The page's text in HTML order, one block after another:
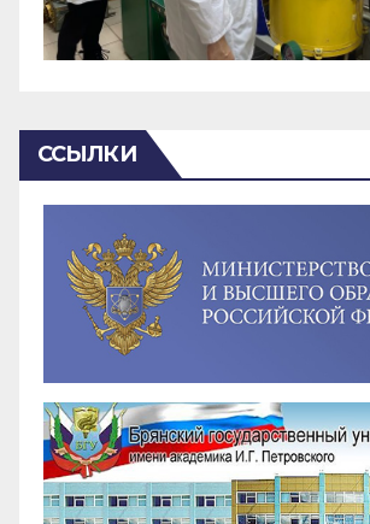
ССЫЛКИ